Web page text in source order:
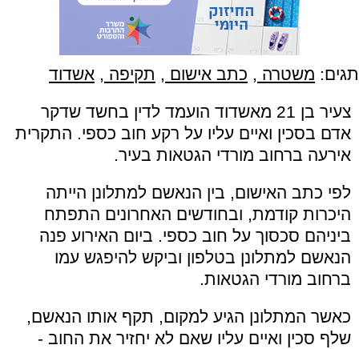
תגים: משטרה , כתב אישום , תקיפה , אשדוד
צעיר בן 21 מאשדוד הועמד לדין בחשד שדקר
אדם בסכין ואיים עליו על רקע חוב כספי. התקרית
אירעה ברחוב מורדי הגטאות בעיר.
לפי כתב האישום, בין הנאשם למתלונן הייתה
היכרות קודמת, ובחודשים האחרונים התפתח
ביניהם סכסוך על חוב כספי. ביום האירוע פנה
הנאשם למתלונן בטלפון וביקש להיפגש עמו
ברחוב מורדי הגטאות.
כאשר המתלונן הגיע למקום, תקף אותו הנאשם,
שלף סכין ואיים עליו שאם לא יחזיר את החוב -